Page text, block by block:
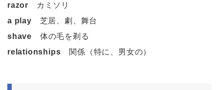
razor カミソリ
a play 芝居、劇、舞台
shave 体の毛を剃る
relationships 関係（特に、男女の）